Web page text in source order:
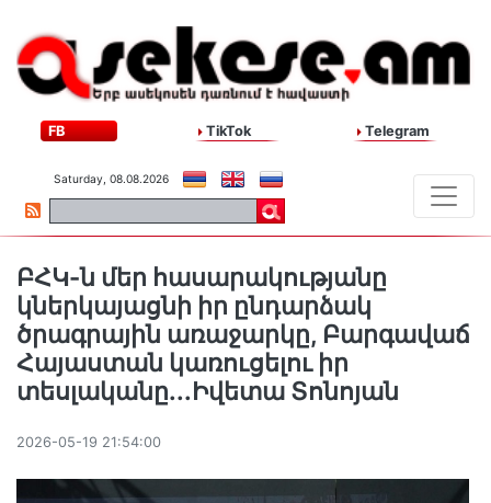
FB TikTok Telegram
Saturday, 08.08.2026
ԲՀԿ-ն մեր հասարակությանը
կներկայացնի իր ընդարձակ
ծրագրային առաջարկը, Բարգավաճ
Հայաստան կառուցելու իր
տեսլականը․․․Իվետա Տոնոյան
2026-05-19 21:54:00